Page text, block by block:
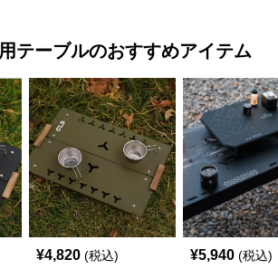
テーブルのおすすめアイテム
¥4,820 (税込) ¥5,940 (税込)